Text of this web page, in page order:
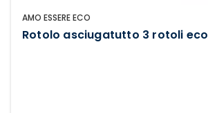
AMO ESSERE ECO
Rotolo asciugatutto 3 rotoli eco